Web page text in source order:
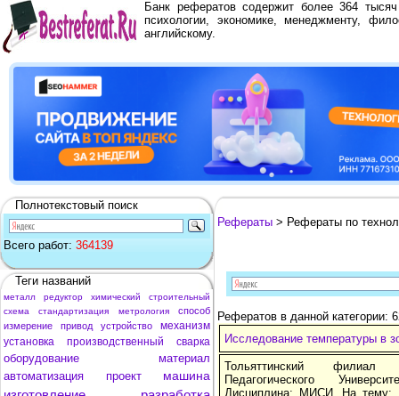
Банк рефератов содержит более 364
психологии, экономике, менеджменту,
английскому.
Полнотекстовый поиск
Всего работ: 364139
Теги названий
металл редуктор химический
строительный
схема
стандартизация метрология
способ
измерение
привод устройство
механизм
установка
производственный сварка
оборудование
материал
автоматизация
проект машина
Рефераты > Рефераты по
Рефератов в данной категории:
Исследование температуры в
Тольяттинский филиал
Педагогического
Дисциплина: МИСИ. На тему: